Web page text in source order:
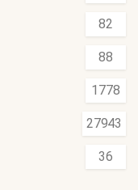
82
88
1778
27943
36